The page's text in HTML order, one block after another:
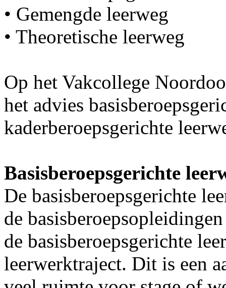
• Gemengde leerweg
• Theoretische leerweg
Op het Vakcollege
het advies
kaderberoepsgerichte
Basisberoepsgerichte
De basisberoepsgerichte
de
de basisberoepsgerichte
leerwerktraject. Dit is een